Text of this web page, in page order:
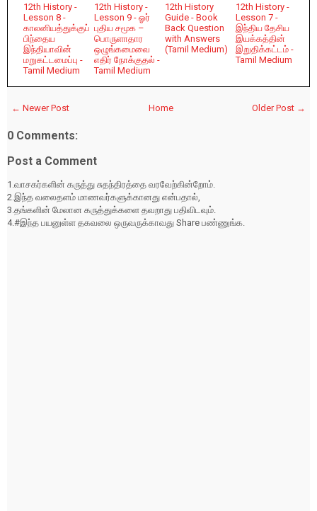
12th History -
Lesson 8 -
காலனியத்துக்குப்
பிந்தைய
இந்தியாவின்
மறுகட்டமைப்பு -
Tamil Medium
12th History -
Lesson 9 - ஓர்
புதிய சமூக –
பொருளாதார
ஒழுங்கமைவை
எதிர் நோக்குதல் -
Tamil Medium
12th History
Guide - Book
Back Question
with Answers
(Tamil Medium)
12th History -
Lesson 7 -
இந்திய தேசிய
இயக்கத்தின்
இறுதிக்கட்டம் -
Tamil Medium
← Newer Post Older Post →
Home
0 Comments:
Post a Comment
1.வாசகர்களின் கருத்து சுதந்திரத்தை வரவேற்கின்றோம்.
2.இந்த வலைதளம் மாணவர்களுக்கானது என்பதால்,
3.தங்களின் மேலான கருத்துக்களை தவறாது பதிவிடவும்.
4.#இந்த பயனுள்ள தகவலை ஒருவருக்காவது Share பண்ணுங்க.